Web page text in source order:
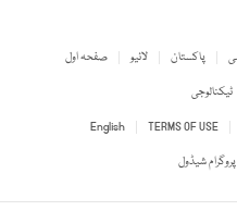
صفحہ اول لائیو پاکستان
ٹیکنالوجی
English
TERMS OF USE
پروگرام شیڈول